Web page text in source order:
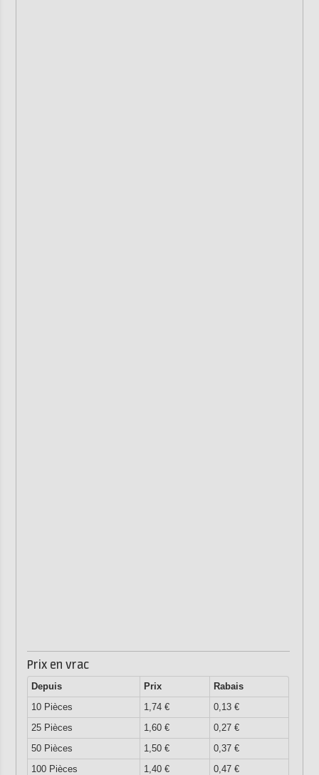
Prix en vrac
Depuis Prix
Rabais
10 Pièces
1,74 €
0,13 €
25 Pièces
1,60 €
0,27 €
50 Pièces
1,50 €
0,37 €
100 Pièces
1,40 € 0,47 €